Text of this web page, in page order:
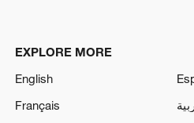
EXPLORE MORE
English
Français